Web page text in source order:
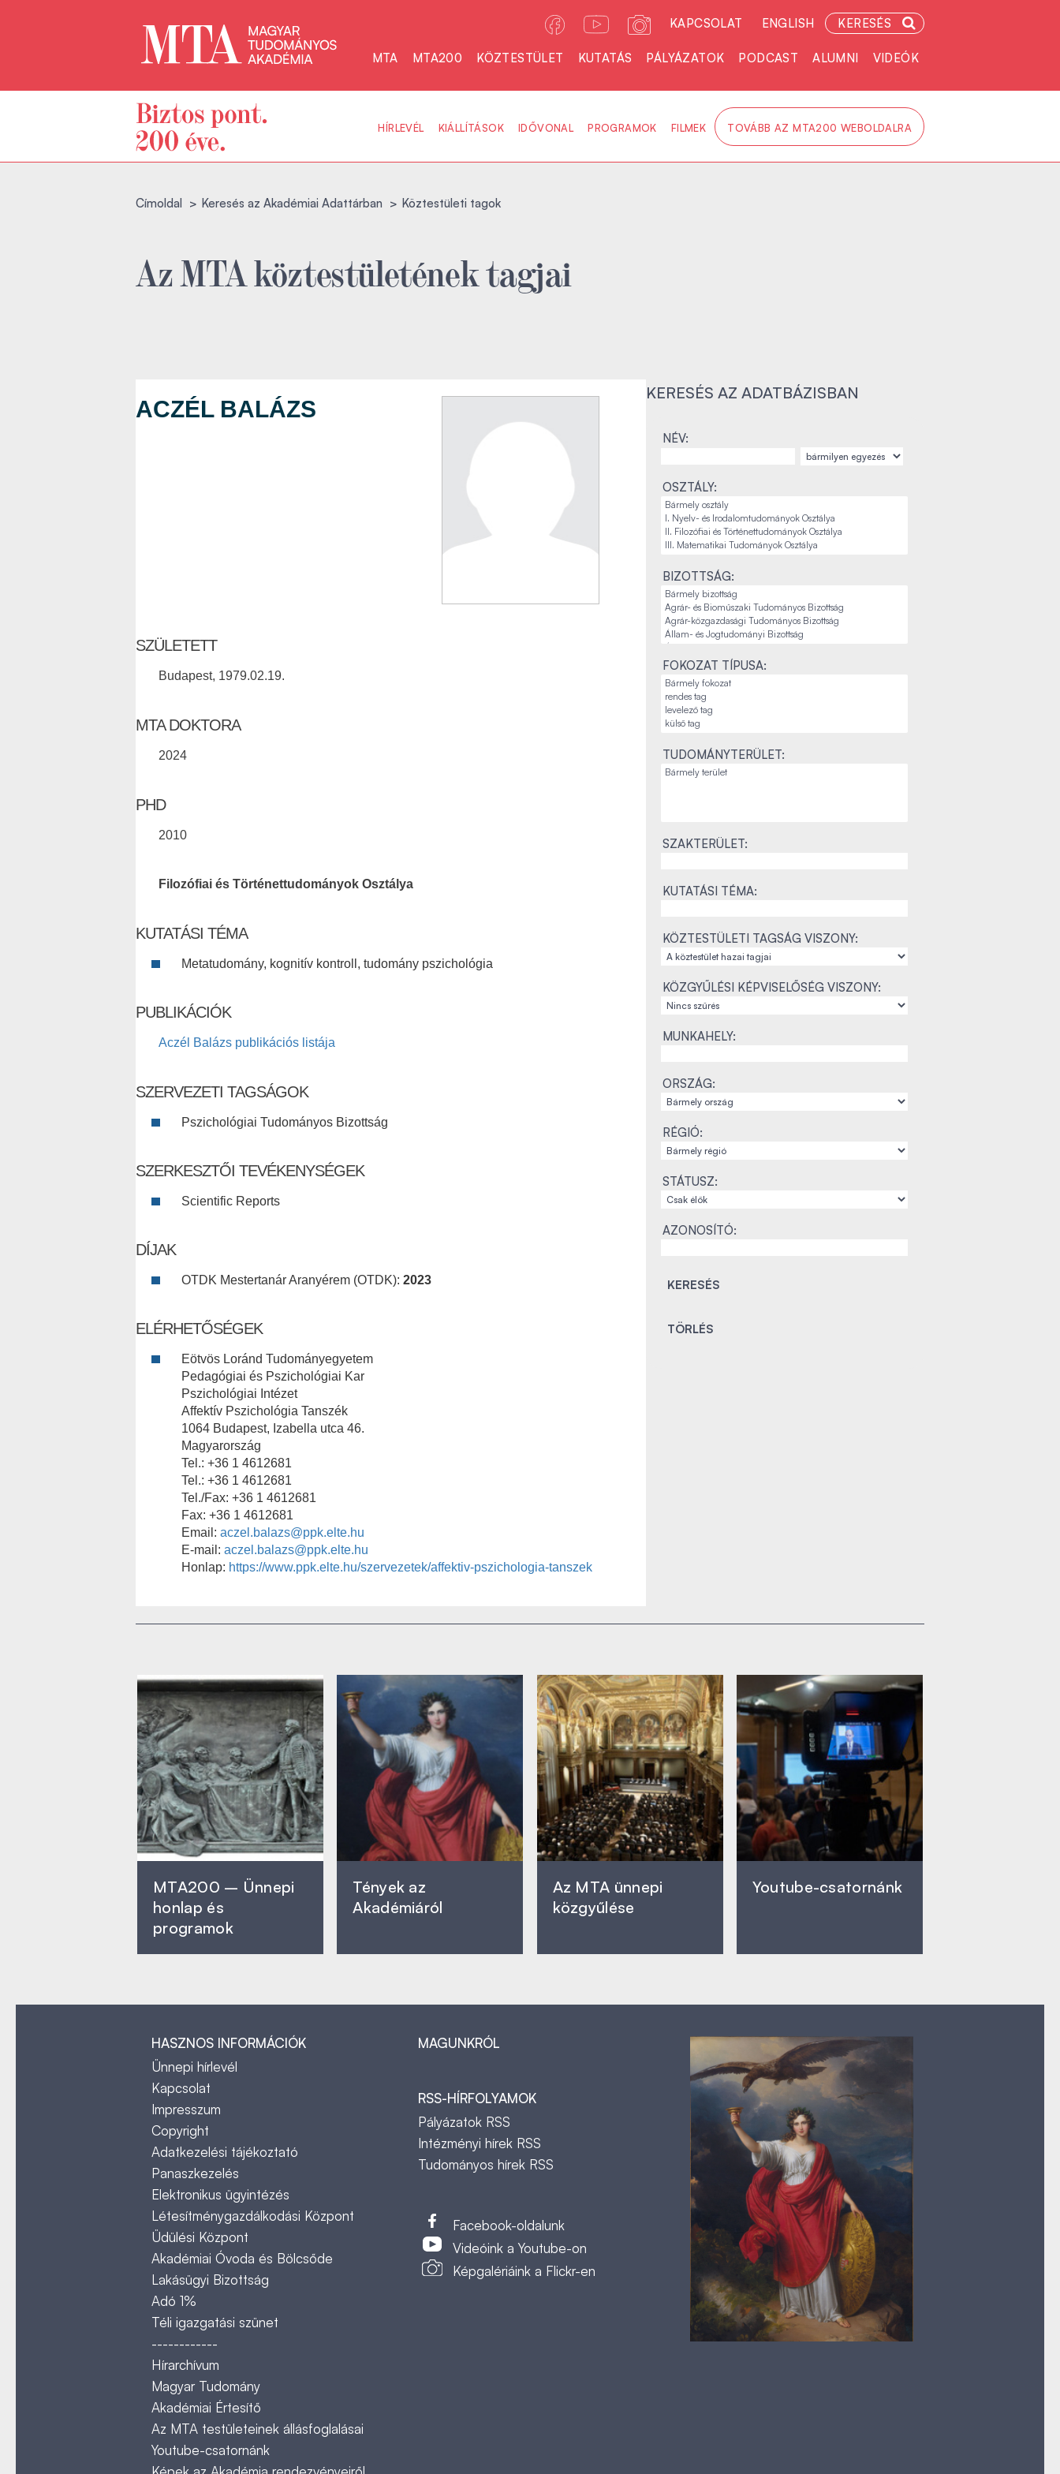
KAPCSOLAT ENGLISH KERESÉS
MTA MTA200 KÖZTESTÜLET KUTATÁS PÁLYÁZATOK PODCAST ALUMNI VIDEÓK
HÍRLEVÉL KIÁLLÍTÁSOK IDŐVONAL PROGRAMOK FILMEK TOVÁBB AZ MTA200 WEBOLDALRA
Címoldal Keresés az Akadémiai Adattárban Köztestületi tagok
Az MTA köztestületének tagjai
ACZÉL BALÁZS
SZÜLETETT
Budapest, 1979.02.19.
MTA DOKTORA
2024
PHD
2010
Filozófiai és Történettudományok Osztálya
KUTATÁSI TÉMA
Metatudomány, kognitív kontroll, tudomány pszichológia
PUBLIKÁCIÓK
Aczél Balázs publikációs listája
SZERVEZETI TAGSÁGOK
Pszichológiai Tudományos Bizottság
SZERKESZTŐI TEVÉKENYSÉGEK
Scientific Reports
DÍJAK
OTDK Mestertanár Aranyérem (OTDK): 2023
ELÉRHETŐSÉGEK
Eötvös Loránd Tudományegyetem
Pedagógiai és Pszichológiai Kar
Pszichológiai Intézet
Affektív Pszichológia Tanszék
1064 Budapest, Izabella utca 46.
Magyarország
Tel.: +36 1 4612681
Tel.: +36 1 4612681
Tel./Fax: +36 1 4612681
Fax: +36 1 4612681
Email: aczel.balazs@ppk.elte.hu
E-mail: aczel.balazs@ppk.elte.hu
Honlap: https://www.ppk.elte.hu/szervezetek/affektiv-pszichologia-tanszek
KERESÉS AZ ADATBÁZISBAN
NÉV:
OSZTÁLY:
BIZOTTSÁG:
FOKOZAT TÍPUSA:
TUDOMÁNYTERÜLET:
SZAKTERÜLET:
KUTATÁSI TÉMA:
KÖZTESTÜLETI TAGSÁG VISZONY:
KÖZGYŰLÉSI KÉPVISELŐSÉG VISZONY:
MUNKAHELY:
ORSZÁG:
RÉGIÓ:
STÁTUSZ:
AZONOSÍTÓ:
MTA200 – Ünnepi
honlap és
programok
Tények az
Akadémiáról
Az MTA ünnepi
közgyűlése
Youtube-csatornánk
HASZNOS INFORMÁCIÓK
Ünnepi hírlevél
Kapcsolat
Impresszum
Copyright
Adatkezelési tájékoztató
Panaszkezelés
Elektronikus ügyintézés
Létesítménygazdálkodási Központ
Üdülési Központ
Akadémiai Óvoda és Bölcsőde
Lakásügyi Bizottság
Adó 1%
Téli igazgatási szünet
------------
Hírarchívum
Magyar Tudomány
Akadémiai Értesítő
Az MTA testületeinek állásfoglalásai
Youtube-csatornánk
MAGUNKRÓL
RSS-HÍRFOLYAMOK
Pályázatok RSS
Intézményi hírek RSS
Tudományos hírek RSS
Facebook-oldalunk
Videóink a Youtube-on
Képgalériáink a Flickr-en